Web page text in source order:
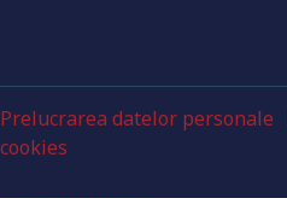
Prelucrarea datelor personale
cookies